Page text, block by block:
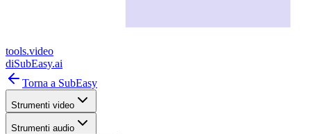
tools.video
diSubEasy.ai
Torna a SubEasy
Strumenti video
Strumenti audio